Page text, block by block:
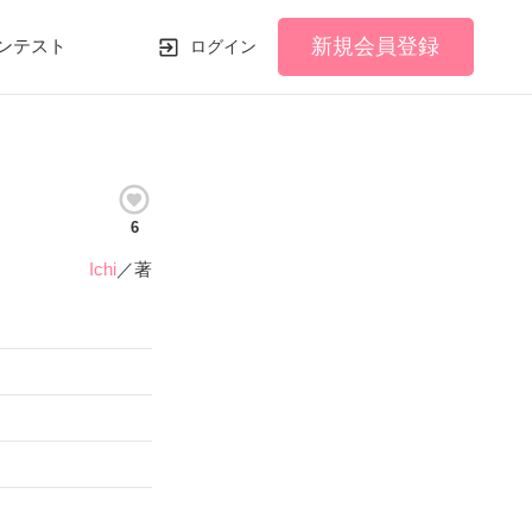
テスト ログイン 新規会員登録
6
Ichi／著